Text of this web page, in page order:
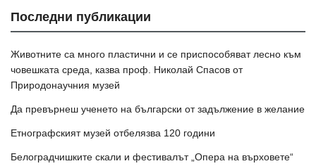
Последни публикации
Животните са много пластични и се приспособяват лесно към
човешката среда, казва проф. Николай Спасов от
Природонаучния музей
Да превърнеш ученето на български от задължение в желание
Етнографският музей отбелязва 120 години
Белоградчишките скали и фестивалът „Опера на върховете“